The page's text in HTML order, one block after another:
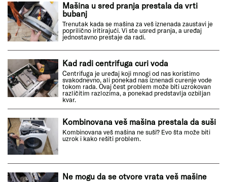
Mašina u sred pranja prestala da vrti
bubanj
Trenutak kada se mašina za veš iznenada zaustavi je
poprilično iritirajući. Vi ste usred pranja, a uređaj
jednostavno prestaje da radi.
Kad radi centrifuga curi voda
Centrifuga je uređaj koji mnogi od nas koristimo
svakodnevno, ali ponekad nas iznenadi curenje vode
tokom rada. Ovaj čest problem može biti uzrokovan
različitim razlozima, a ponekad predstavlja ozbiljan
kvar.
Kombinovana veš mašina prestala da suši
Kombinovana veš mašina ne suši? Evo šta može biti
uzrok i kako rešiti problem.
Ne mogu da se otvore vrata veš mašine